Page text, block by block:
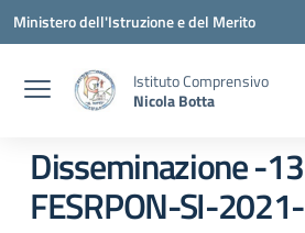
Vai ai contenuti
Vai al menu di navigazione
Vai al footer
Ministero dell'Istruzione e del Merito
Istituto Comprensivo
Nicola Botta
Disseminazione -
FESRPON-SI-